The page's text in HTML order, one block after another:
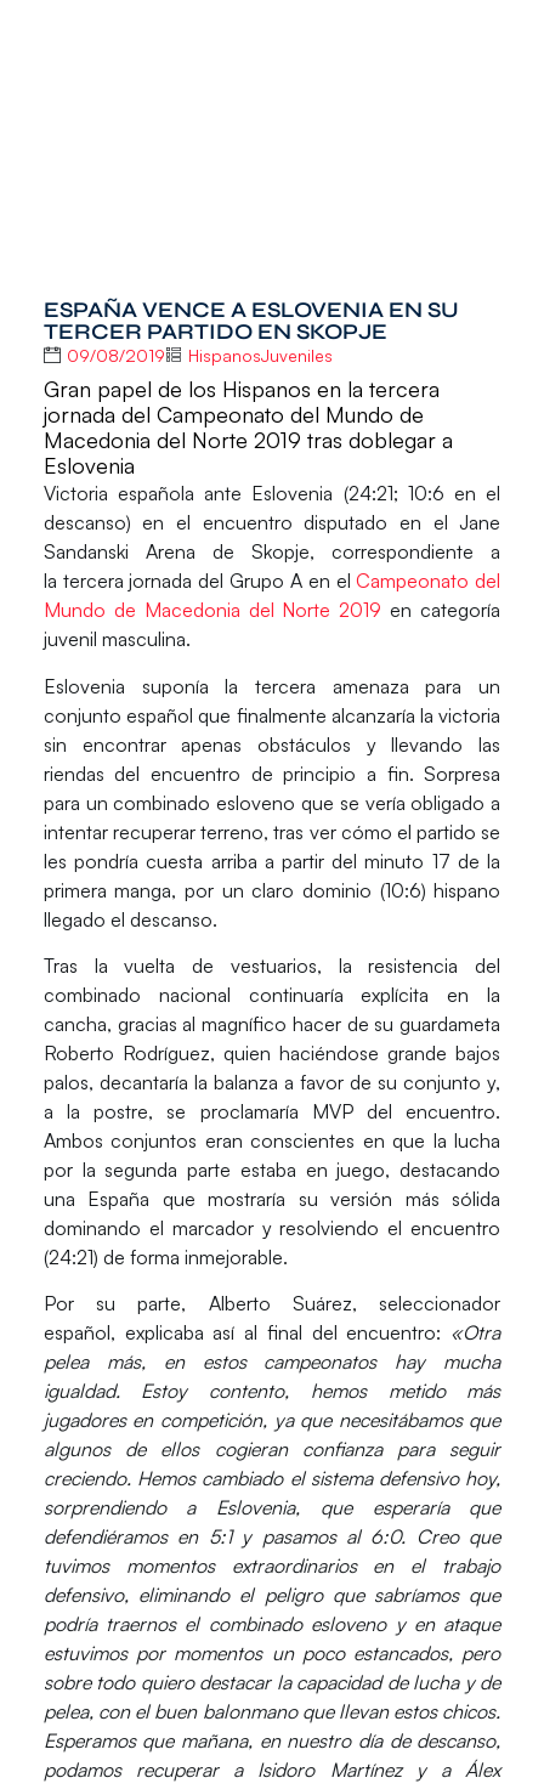
ESPAÑA VENCE A ESLOVENIA EN SU
TERCER PARTIDO EN SKOPJE
09/08/2019 HispanosJuveniles
Gran papel de los Hispanos en la tercera
jornada del Campeonato del Mundo de
Macedonia del Norte 2019 tras doblegar a
Eslovenia
Victoria española ante Eslovenia (24:21; 10:6 en el
descanso) en el encuentro disputado en elJane
Sandanski Arena de Skopje, correspondiente a
la tercera jornada del Grupo A en elCampeonato del
Mundo de Macedonia del Norte 2019 en categoría
juvenil masculina.
Eslovenia suponía la tercera amenaza para un
conjunto español que finalmente alcanzaría la victoria
sin encontrar apenas obstáculos y llevando las
riendas del encuentro de principio a fin. Sorpresa
para un combinado esloveno que se vería obligado a
intentar recuperar terreno, tras ver cómo el partido se
les pondría cuesta arriba a partir del minuto 17 de la
primera manga, por un claro dominio (10:6) hispano
llegado el descanso.
Tras la vuelta de vestuarios, la resistencia del
combinado nacional continuaría explícita en la
cancha, gracias al magnífico hacer de su guardameta
Roberto Rodríguez, quien haciéndose grande bajos
palos, decantaría la balanza a favor de su conjunto y,
a la postre, se proclamaría MVP del encuentro.
Ambos conjuntos eran conscientes en que la lucha
por la segunda parte estaba en juego, destacando
una España que mostraría su versión más sólida
dominando el marcador y resolviendo el encuentro
(24:21) de forma inmejorable.
Por su parte, Alberto Suárez, seleccionador
español, explicaba así al final del encuentro: «Otra
pelea más, en estos campeonatos hay mucha
igualdad. Estoy contento, hemos metido más
jugadores en competición, ya que necesitábamos que
algunos de ellos cogieran confianza para seguir
creciendo. Hemos cambiado el sistema defensivo hoy,
sorprendiendo a Eslovenia, que esperaría que
defendiéramos en 5:1 y pasamos al 6:0. Creo que
tuvimos momentos extraordinarios en el trabajo
defensivo, eliminando el peligro que sabríamos que
podría traernos el combinado esloveno y en ataque
estuvimos por momentos un poco estancados, pero
sobre todo quiero destacar la capacidad de lucha y de
pelea, con el buen balonmano que llevan estos chicos.
Esperamos que mañana, en nuestro día de descanso,
podamos recuperar a Isidoro Martínez y a Álex